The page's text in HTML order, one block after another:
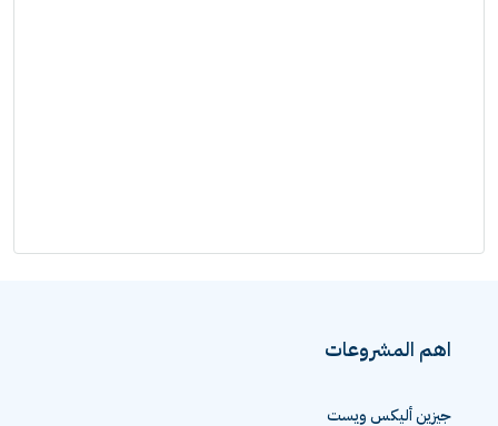
اهم المشروعات
جيزين أليكس ويست